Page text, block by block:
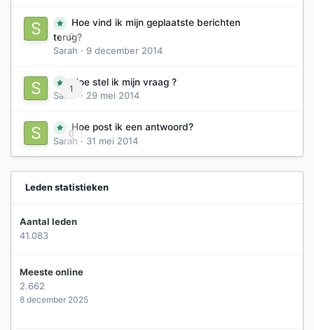
0
Hoe vind ik mijn geplaatste berichten
terug?
Sarah · 9 december 2014
1
Hoe stel ik mijn vraag ?
Sarah
· 29 mei 2014
0
Hoe post ik een antwoord?
Sarah · 31 mei 2014
Leden statistieken
Aantal leden
41.083
Meeste online
2.662
8 december 2025